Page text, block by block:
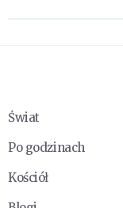
Świat
Po godzinach
Kościół